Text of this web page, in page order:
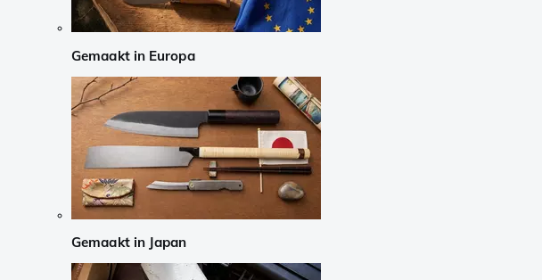
Gemaakt in Europa
Gemaakt in Japan